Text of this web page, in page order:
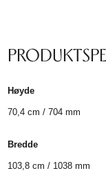
Høyde
70,4 cm / 704 mm
Bredde
103,8 cm / 1038 mm